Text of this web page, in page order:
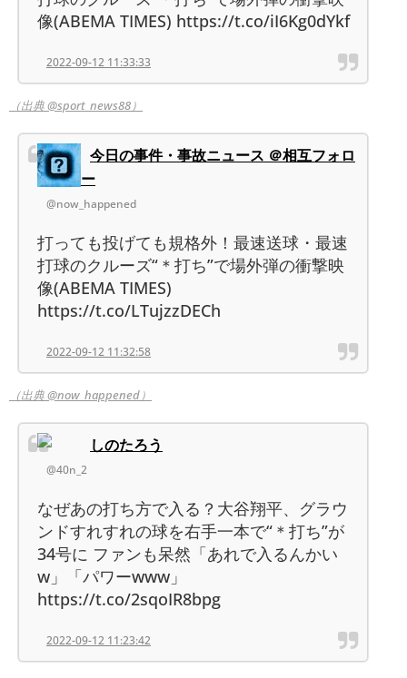
像(ABEMA TIMES) https://t.co/iI6Kg0dYkf
2022-09-12 11:33:33
（出典 @sport_news88）
今日の事件・事故ニュース ＠相互フォロ
ー
@now_happened
打っても投げても規格外！最速送球・最速
打球のクルーズ“＊打ち”で場外弾の衝撃映
像(ABEMA TIMES)
https://t.co/LTujzzDECh
2022-09-12 11:32:58
（出典 @now_happened）
しのたろう
@40n_2
なぜあの打ち方で入る？大谷翔平、グラウ
ンドすれすれの球を右手一本で“＊打ち”が
34号に ファンも呆然「あれで入るんかい
w」「パワーwww」
https://t.co/2sqoIR8bpg
2022-09-12 11:23:42